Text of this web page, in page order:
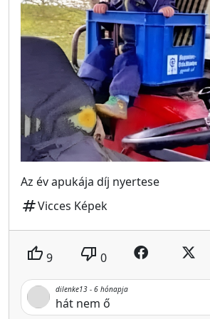
Az év apukája díj nyertese
tagVicces Képek
thumb_up 9 thumb_down 0
dilenke13 - 6 hónapja
hát nem ő